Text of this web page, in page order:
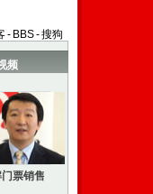
- BBS-搜狗
频
票销售